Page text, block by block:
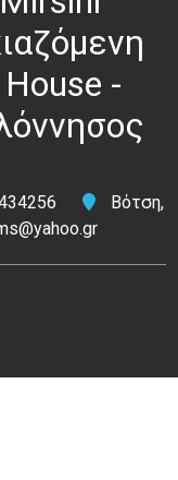
-
Βότση,